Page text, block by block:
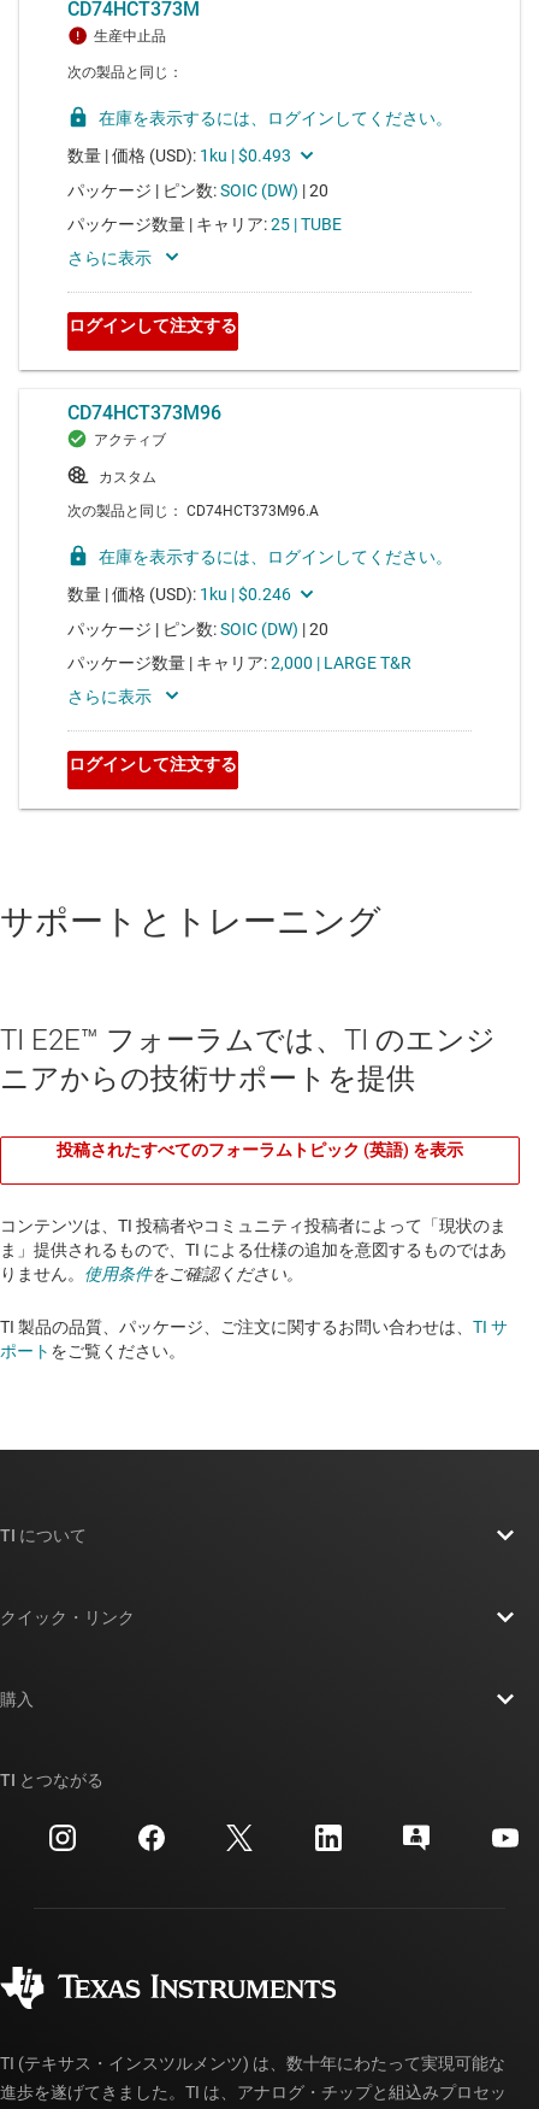
サポートとトレーニング
TI E2E™ フォーラムでは、TI のエンジ
ニアからの技術サポートを提供
投稿されたすべてのフォーラムトピック (英語) を表示
コンテンツは、TI 投稿者やコミュニティ投稿者によって「現状のま
ま」提供されるもので、TI による仕様の追加を意図するものではあ
りません。 使用条件をご確認ください。
TI 製品の品質、パッケージ、ご注文に関するお問い合わせは、 TI サ
ポート をご覧ください。​​​​​​​​​​​​​​
TI について
投資家向け情報
製造
クイック・リンク
クロスリファレンス検索
カスタマー・サポート・センター
myTI アカウントの FAQ
購入
ご注文に関する FAQ
TI とつながる
TI (テキサス・インスツルメンツ) は、数十年にわたって実現可能な
進歩を遂げてきました。TI は、アナログ・チップと組込みプロセッ